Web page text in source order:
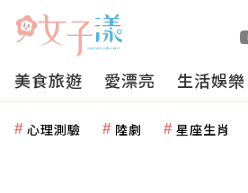
美食旅遊 愛漂亮 生活娛樂
心理測驗 陸劇 星座生肖